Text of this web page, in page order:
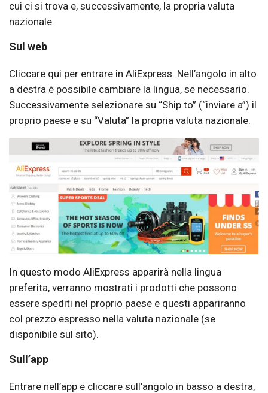
cui ci si trova e, successivamente, la propria valuta
nazionale.
Sul web
Cliccare qui per entrare in AliExpress. Nell’angolo in alto
a destra è possibile cambiare la lingua, se necessario.
Successivamente selezionare su “Ship to” (“inviare a”) il
proprio paese e su “Valuta” la propria valuta nazionale.
In questo modo AliExpress apparirà nella lingua
preferita, verranno mostrati i prodotti che possono
essere spediti nel proprio paese e questi appariranno
col prezzo espresso nella valuta nazionale (se
disponibile sul sito).
Sull’app
Entrare nell’app e cliccare sull’angolo in basso a destra,